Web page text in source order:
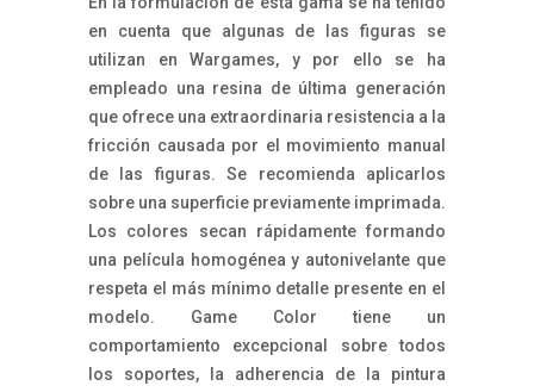
en cuenta que algunas de las figuras se
utilizan en Wargames, y por ello se ha
empleado una resina de última generación
que ofrece una extraordinaria resistencia a la
fricción causada por el movimiento manual
de las figuras. Se recomienda aplicarlos
sobre una superficie previamente imprimada.
Los colores secan rápidamente formando
una película homogénea y autonivelante que
respeta el más mínimo detalle presente en el
modelo. Game Color tiene un
comportamiento excepcional sobre todos
los soportes, la adherencia de la pintura